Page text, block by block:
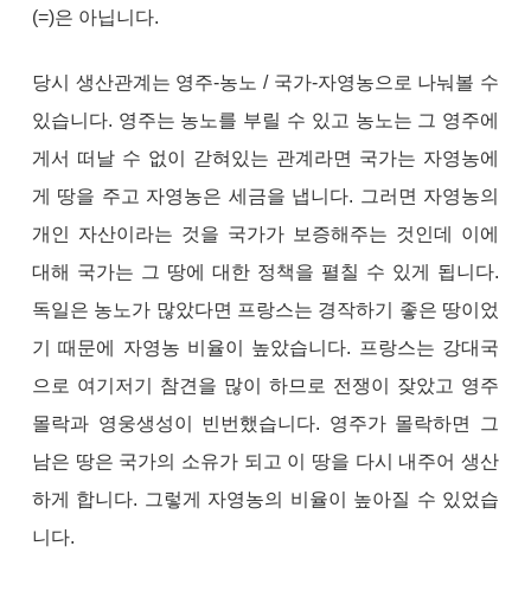
(=)은 아닙니다.
당시 생산관계는 영주-농노 / 국가-자영농으로 나눠볼 수
있습니다. 영주는 농노를 부릴 수 있고 농노는 그 영주에
게서 떠날 수 없이 갇혀있는 관계라면 국가는 자영농에
게 땅을 주고 자영농은 세금을 냅니다. 그러면 자영농의
개인 자산이라는 것을 국가가 보증해주는 것인데 이에
대해 국가는 그 땅에 대한 정책을 펼칠 수 있게 됩니다.
독일은 농노가 많았다면 프랑스는 경작하기 좋은 땅이었
기 때문에 자영농 비율이 높았습니다. 프랑스는 강대국
으로 여기저기 참견을 많이 하므로 전쟁이 잦았고 영주
몰락과 영웅생성이 빈번했습니다. 영주가 몰락하면 그
남은 땅은 국가의 소유가 되고 이 땅을 다시 내주어 생산
하게 합니다. 그렇게 자영농의 비율이 높아질 수 있었습
니다.